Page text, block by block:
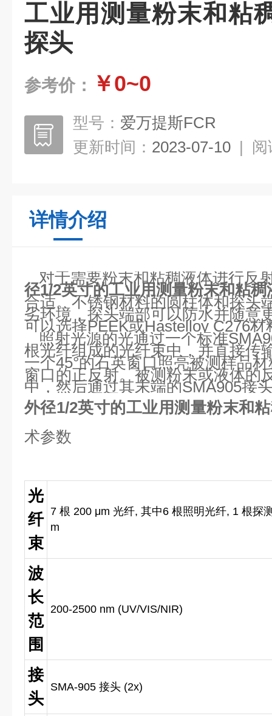
工业用测量粉末和粘
探头
参考价： ￥0~0
型号： 爱万提斯FCR
更新时间： 2023-07-10 | 阅
详情介绍
对于需要粉末和粘稠液体进行反
径1/2英寸的工业用测量粉末和粘
合适。不锈钢材料的圆柱体和探头
劣环境，探头端部可以防水并随意
可以选择PEEK或Hastelloy C276材
照射光源的光通过一个标准
根光纤组成的光纤束中，并直接传
一个45°的石英窗口照亮被测样品
窗口的正反射。被测粉末或液体的
中，然后通过其末端的SMA905接
外径1/2英寸的工业用测量粉末和
术参数
光
纤
束
7 根 200 μm 光纤, 其中6 根照明光纤, 1 根探
m
波
长
范
围
200-2500 nm (UV/VIS/NIR)
接
头
SMA-905 接头 (2x)